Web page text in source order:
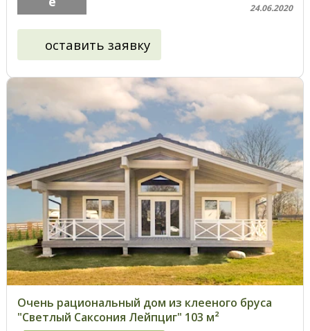
24.06.2020
оставить заявку
Очень рациональный дом из клееного бруса
"Светлый Саксония Лейпциг" 103 м²